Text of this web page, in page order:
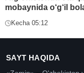
mobaynida o‘g‘il
Kecha 05:12
SAYT HAQIDA